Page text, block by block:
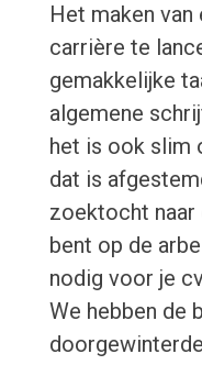
Het maken
carrière te
gemakkelijke
algemene
het is ook slim
dat is
zoektocht naar
bent op de
nodig voor je
We hebben de